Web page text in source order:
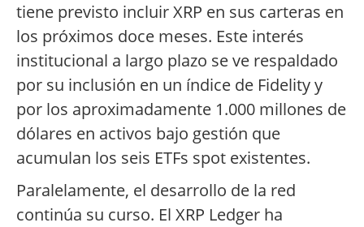
tiene previsto incluir XRP en sus carteras en
los próximos doce meses. Este interés
institucional a largo plazo se ve respaldado
por su inclusión en un índice de Fidelity y
por los aproximadamente 1.000 millones de
dólares en activos bajo gestión que
acumulan los seis ETFs spot existentes.
Paralelamente, el desarrollo de la red
continúa su curso. El XRP Ledger ha